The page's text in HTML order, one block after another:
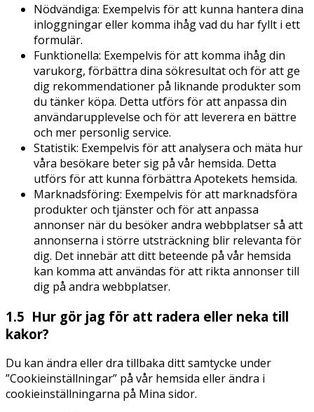
Nödvändiga: Exempelvis för att kunna hantera dina
inloggningar eller komma ihåg vad du har fyllt i ett
formulär.
Funktionella: Exempelvis för att komma ihåg din
varukorg, förbättra dina sökresultat och för att ge
dig rekommendationer på liknande produkter som
du tänker köpa. Detta utförs för att anpassa din
användarupplevelse och för att leverera en bättre
och mer personlig service.
Statistik: Exempelvis för att analysera och mäta hur
våra besökare beter sig på vår hemsida. Detta
utförs för att kunna förbättra Apotekets hemsida.
Marknadsföring: Exempelvis för att marknadsföra
produkter och tjänster och för att anpassa
annonser när du besöker andra webbplatser så att
annonserna i större utsträckning blir relevanta för
dig. Det innebär att ditt beteende på vår hemsida
kan komma att användas för att rikta annonser till
dig på andra webbplatser.
1.5 Hur gör jag för att radera eller neka till
kakor?
Du kan ändra eller dra tillbaka ditt samtycke under
”Cookieinställningar” på vår hemsida eller ändra i
cookieinställningarna på Mina sidor.